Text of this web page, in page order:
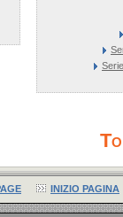
INIZIO PAGINA